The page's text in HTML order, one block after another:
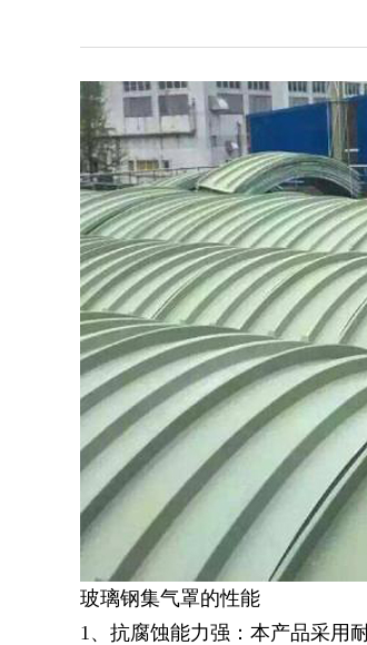
玻璃钢集气罩的性能
1、抗腐蚀能力强：本产品采用